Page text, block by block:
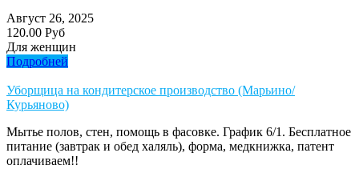
Август 26, 2025
120.00 Руб
Для женщин
Подробней
Уборщица на кондитерское производство (Марьино/
Курьяново)
Мытье полов, стен, помощь в фасовке. График 6/1. Бесплатное
питание (завтрак и обед халяль), форма, медкнижка, патент
оплачиваем!!